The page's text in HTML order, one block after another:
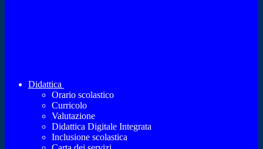
Didattica
Orario scolastico
Curricolo
Valutazione
Didattica Digitale Integrata
Inclusione scolastica